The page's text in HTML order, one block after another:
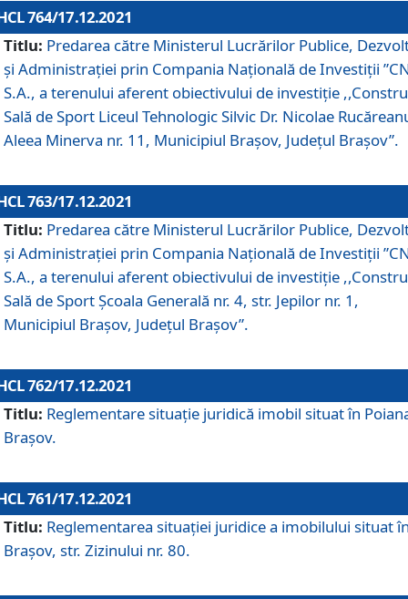
764/17.12.2021
Titlu: Predarea către Ministerul Lucrărilor Publice,
și Administrației prin Compania Naţională de Investiţii
S.A., a terenului aferent obiectivului de investiţie
Sală de Sport Liceul Tehnologic Silvic Dr. Nicolae
Aleea Minerva nr. 11, Municipiul Brașov, Județul Brașov”.
763/17.12.2021
Titlu: Predarea către Ministerul Lucrărilor Publice,
și Administrației prin Compania Naţională de Investiţii
S.A., a terenului aferent obiectivului de investiție
Sală de Sport Școala Generală nr. 4, str. Jepilor nr. 1,
Municipiul Brașov, Județul Brașov”.
762/17.12.2021
Titlu: Reglementare situație juridică imobil situat în
Brașov.
761/17.12.2021
Titlu: Reglementarea situației juridice a imobilului situat
Brașov, str. Zizinului nr. 80.